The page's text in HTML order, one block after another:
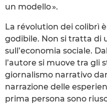
un modello ».
La révolution dei colibrì
godibile. Non si tratta di
sull’economia sociale.
l’autore si muove tra gli
giornalismo narrativo
narrazione delle
prima persona sono